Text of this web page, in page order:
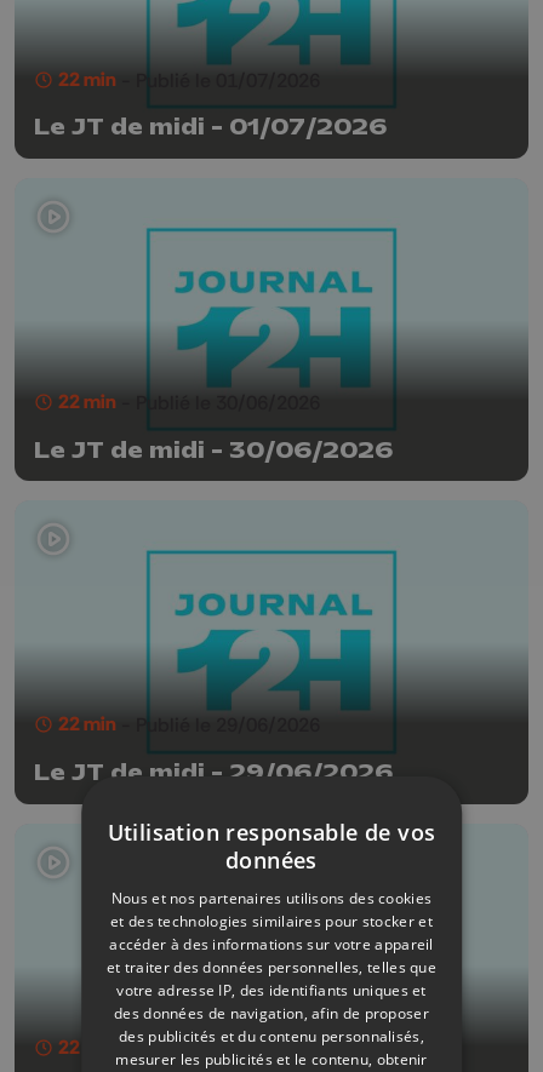
22 min
Le JT de midi - 01/07/2026
22 min
Le JT de midi - 30/06/2026
22 min
Le JT de midi - 29/06/2026
22 min - Publié le 26/06/2026
Utilisation responsable de vos
données
Nous et nos partenaires utilisons des cookies
et des technologies similaires pour stocker et
accéder à des informations sur votre appareil
et traiter des données personnelles, telles que
votre adresse IP, des identifiants uniques et
des données de navigation, afin de proposer
des publicités et du contenu personnalisés,
mesurer les publicités et le contenu, obtenir